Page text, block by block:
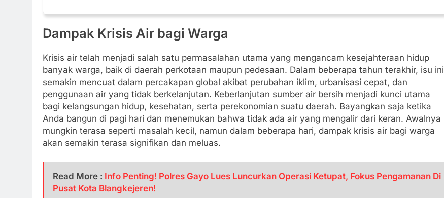
Dampak Krisis Air bagi Warga
Krisis air telah menjadi salah satu permasalahan utama yang mengancam kesejahteraan hidup
banyak warga, baik di daerah perkotaan maupun pedesaan. Dalam beberapa tahun terakhir, isu ini
semakin mencuat dalam percakapan global akibat perubahan iklim, urbanisasi cepat, dan
penggunaan air yang tidak berkelanjutan. Keberlanjutan sumber air bersih menjadi kunci utama
bagi kelangsungan hidup, kesehatan, serta perekonomian suatu daerah. Bayangkan saja ketika
Anda bangun di pagi hari dan menemukan bahwa tidak ada air yang mengalir dari keran. Awalnya
mungkin terasa seperti masalah kecil, namun dalam beberapa hari, dampak krisis air bagi warga
akan semakin terasa signifikan dan meluas.
Read More : Info Penting! Polres Gayo Lues Luncurkan Operasi Ketupat, Fokus Pengamanan Di
Pusat Kota Blangkejeren!